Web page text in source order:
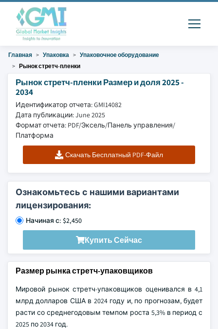
Главная Упаковка
Упаковочное оборудование
Рынок стретч-пленки
Рынок стретч-пленки Размер и доля 2025 -
2034
Идентификатор отчета: GMI14082
Дата публикации: June 2025
Формат отчета: PDF/Эксель/Панель управления/
Платформа
Скачать Бесплатный PDF-Файл
Ознакомьтесь с нашими вариантами
лицензирования:
Начиная с: $2,450
Купить Сейчас
Размер рынка стретч-упаковщиков
Мировой рынок стретч-упаковщиков оценивался в 4,1
млрд долларов США в 2024 году и, по прогнозам, будет
расти со среднегодовым темпом роста 5,3% в период с
2025 по 2034 год.